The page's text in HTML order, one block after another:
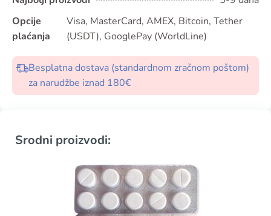
Opcije
plaćanja
Visa, MasterCard, AMEX, Bitcoin, Tether
(USDT), GooglePay (WorldLine)
Besplatna dostava (standardnom zračnom poštom)
za narudžbe iznad 180€
Srodni proizvodi: